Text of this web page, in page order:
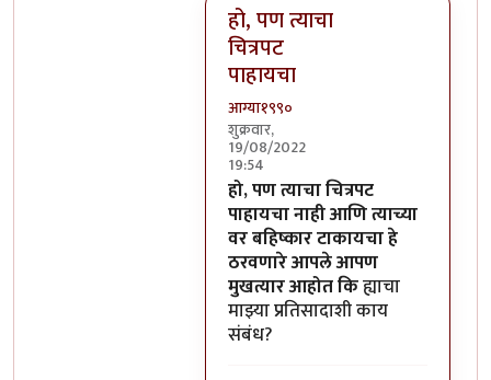
हो, पण त्याचा
चित्रपट
पाहायचा
आग्या१९९०
शुक्रवार,
19/08/2022
19:54
In reply toयाचा या प्रतिसादाशी काय
हो, पण त्याचा चित्रपट
पाहायचा नाही आणि त्याच्या
वर बहिष्कार टाकायचा हे
ठरवणारे आपले आपण
मुखत्यार आहोत किह्याचा
माझ्या प्रतिसादाशी काय
संबंध?